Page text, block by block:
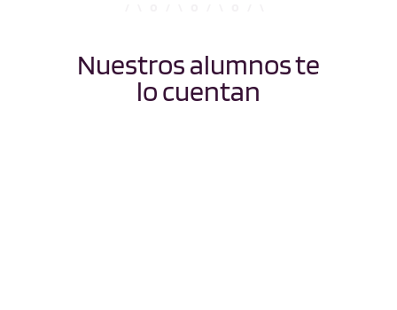
Nuestros alumnos te
lo cuentan